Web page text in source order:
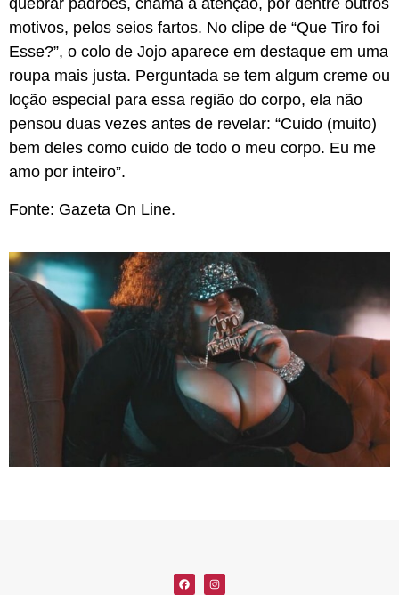
quebrar padrões, chama a atenção, por dentre outros
motivos, pelos seios fartos. No clipe de “Que Tiro foi
Esse?”, o colo de Jojo aparece em destaque em uma
roupa mais justa. Perguntada se tem algum creme ou
loção especial para essa região do corpo, ela não
pensou duas vezes antes de revelar: “Cuido (muito)
bem deles como cuido de todo o meu corpo. Eu me
amo por inteiro”.
Fonte: Gazeta On Line.